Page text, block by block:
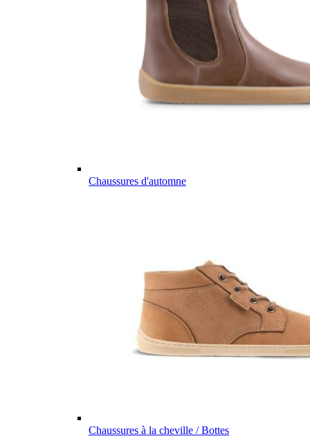
Chaussures d'automne
Chaussures à la cheville / Bottes